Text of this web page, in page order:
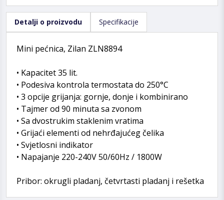
Detalji o proizvodu Specifikacije
Mini pećnica, Zilan ZLN8894
• Kapacitet 35 lit.
• Podesiva kontrola termostata do 250°C
• 3 opcije grijanja: gornje, donje i kombinirano
• Tajmer od 90 minuta sa zvonom
• Sa dvostrukim staklenim vratima
• Grijaći elementi od nehrđajućeg čelika
• Svjetlosni indikator
• Napajanje 220-240V 50/60Hz / 1800W
Pribor: okrugli pladanj, četvrtasti pladanj i rešetka